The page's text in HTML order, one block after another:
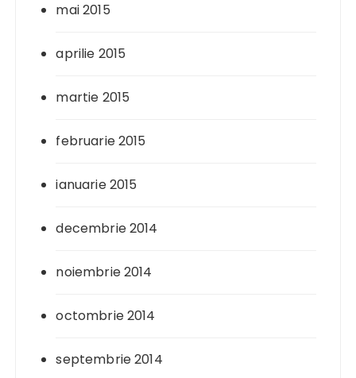
mai 2015
aprilie 2015
martie 2015
februarie 2015
ianuarie 2015
decembrie 2014
noiembrie 2014
octombrie 2014
septembrie 2014